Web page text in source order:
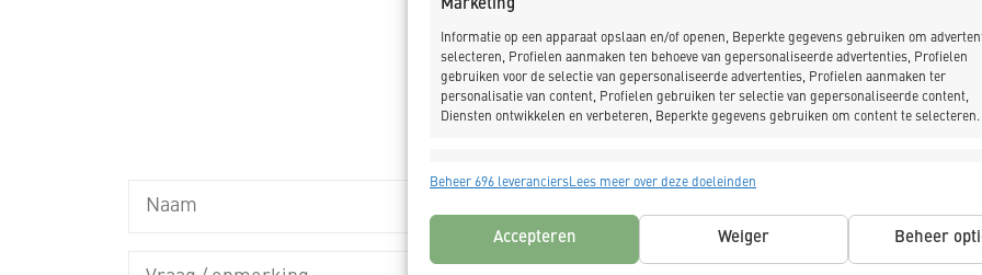
Marketing
Informatie op een apparaat opslaan en/of openen, Beperkte gegevens gebruiken om
selecteren, Profielen aanmaken ten behoeve van gepersonaliseerde advertenties, Profielen
gebruiken voor de selectie van gepersonaliseerde advertenties, Profielen aanmaken ter
personalisatie van content, Profielen gebruiken ter selectie van gepersonaliseerde content,
Diensten ontwikkelen en verbeteren, Beperkte gegevens gebruiken om content te selecteren.
Verschillende apparaten linken, Apparaten identificeren op basis van automatisch
verzonden informatie.
Beheer 696 leveranciersLees meer over deze doeleinden
Accepteren Weiger Beheer
NIEUWSBRIEF